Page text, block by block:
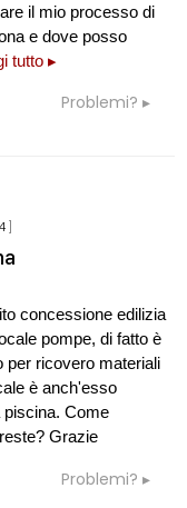
il mio processo di
e dove posso
tutto ▸
Problemi?
]
concessione edilizia
pompe, di fatto è
per ricovero materiali
è anch'esso
piscina. Come
Grazie
Problemi?